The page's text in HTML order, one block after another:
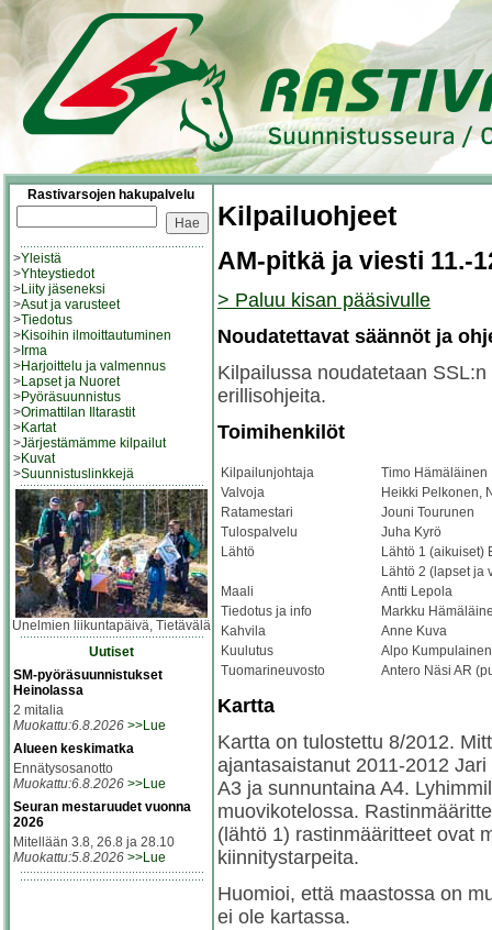
Rastivarsojen hakupalvelu
>Yleistä
>Yhteystiedot
>Liity jäseneksi
>Asut ja varusteet
>Tiedotus
>Kisoihin ilmoittautuminen
> Irma
>Harjoittelu ja valmennus
>Lapset ja Nuoret
>Pyöräsuunnistus
>Orimattilan Iltarastit
>Kartat
>Järjestämämme kilpailut
>Kuvat
>Suunnistuslinkkejä
Unelmien liikuntapäivä, Tietävälä
Uutiset
SM-pyöräsuunnistukset
Heinolassa
2 mitalia
Muokattu:6.8.2026 >>Lue
Alueen keskimatka
Ennätysosanotto
Muokattu:6.8.2026 >>Lue
Seuran mestaruudet vuonna
2026
Mitellään 3.8, 26.8 ja 28.10
Muokattu:5.8.2026 >>Lue
Kilpailuohjeet
AM-pitkä ja viesti 11.-
> Paluu kisan pääsivulle
Noudatettavat säännöt ja
Kilpailussa noudatetaan
erillisohjeita.
Toimihenkilöt
Kilpailunjohtaja
Timo Hämäläinen
Valvoja
Heikki Pelkonen,
Ratamestari
Jouni Tourunen
Tulospalvelu
Juha Kyrö
Lähtö
Lähtö 1 (aikuiset)
Lähtö 2 (lapset ja
Maali
Antti Lepola
Tiedotus ja info
Markku
Kahvila
Anne Kuva
Kuulutus
Alpo
Tuomarineuvosto
Antero Näsi AR
Kartta
Kartta on tulostettu 8/2012.
ajantasaistanut 2011-2012
A3 ja sunnuntaina A4.
muovikotelossa.
(lähtö 1) rastinmääritteet ovat
kiinnitystarpeita.
Huomioi, että maastossa on
ei ole kartassa.